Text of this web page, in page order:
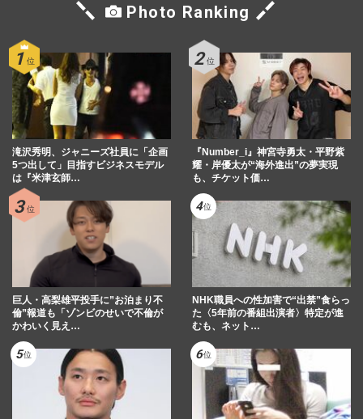
Photo Ranking
滝沢秀明、ジャニーズ社員に「企画
5つ出して」目指すビジネスモデル
は『米津玄師…
『Number_i』神宮寺勇太・平野紫
耀・岸優太が“海外進出”の夢実現
も、チケット価…
巨人・高梨雄平投手に”お泊まり不
倫”報道も「ゾンビのせいで不倫が
かわいく見え…
NHK職員への性加害で“出禁”食らっ
た〈5年前の番組出演者〉特定が進
むも、ネット…